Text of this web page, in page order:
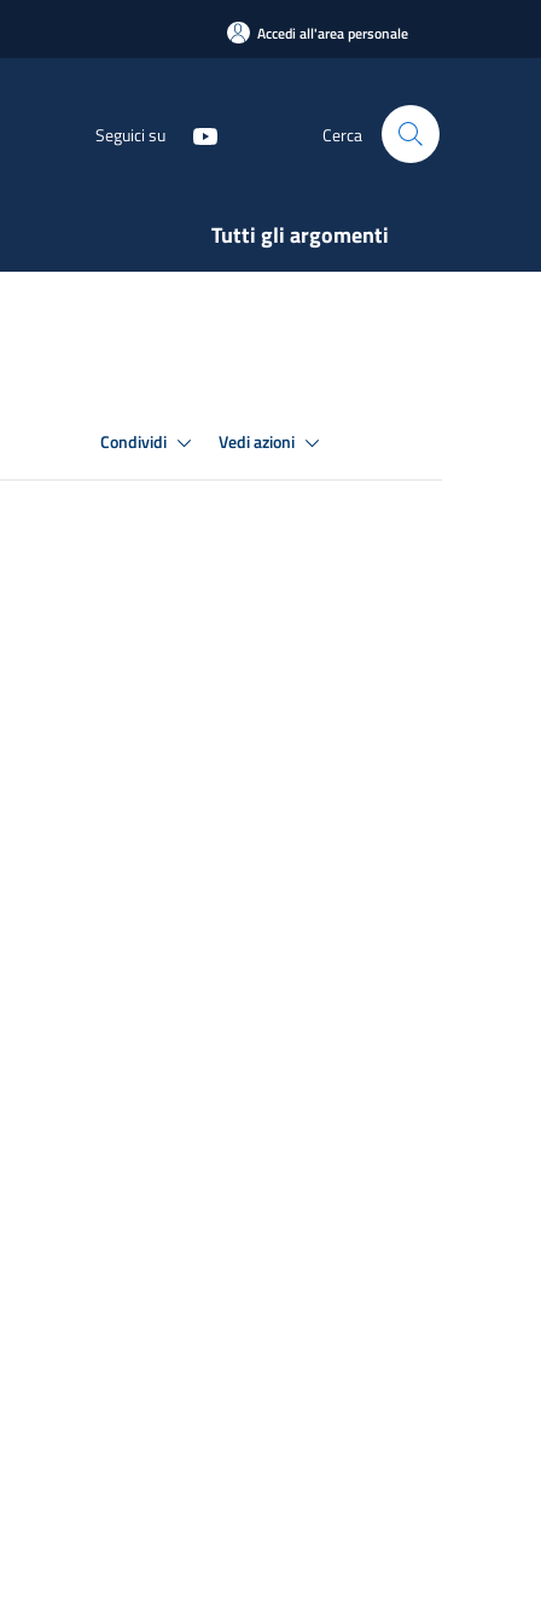
Accedi all'area personale
Seguici su Cerca
Tutti gli argomenti
Condividi Vedi azioni